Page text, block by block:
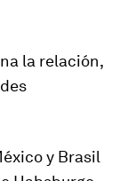
la relación,
y Brasil